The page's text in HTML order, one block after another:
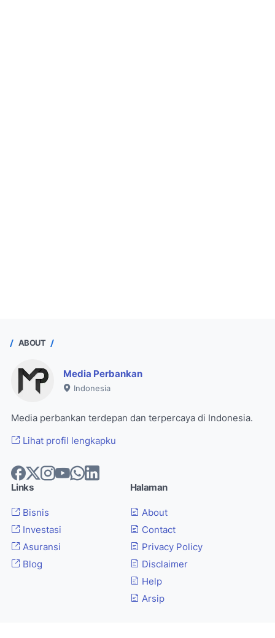
ABOUT
Media Perbankan
Indonesia
Media perbankan terdepan dan terpercaya di Indonesia.
Lihat profil lengkapku
Links
Bisnis
Investasi
Asuransi
Blog
Halaman
About
Contact
Privacy Policy
Disclaimer
Help
Arsip